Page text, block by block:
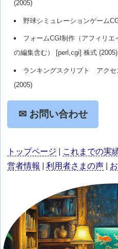
(2005)
野球シミュレーションゲーム
フォームCGI制作（アフィリ
の編集含む） [perl,cgi] 株式 (2005)
ランキングスクリプト アクセ
(2005)
✉ お問い合わせ
トップページ これまでの実
営者情報
|利用者さまの声